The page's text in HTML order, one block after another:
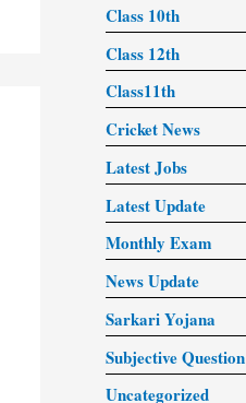
Class 10th
Class 12th
Class11th
Cricket News
Latest Jobs
Latest Update
Monthly Exam
News Update
Sarkari Yojana
Subjective Question
Uncategorized